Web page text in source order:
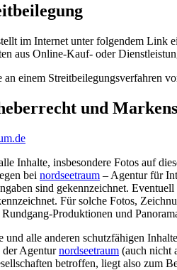
im Internet unter folgendem Link
aus Online-Kauf- oder
einem Streitbeilegungsverfahren
und
Inhalte, insbesondere Fotos auf
bei nordseetraum – Agentur für
sind gekennzeichnet.
Für solche Fotos,
Produktionen und
und alle anderen schutzfähigen
der Agenturnordseetraum (auch nicht
betroffen, liegt also zum